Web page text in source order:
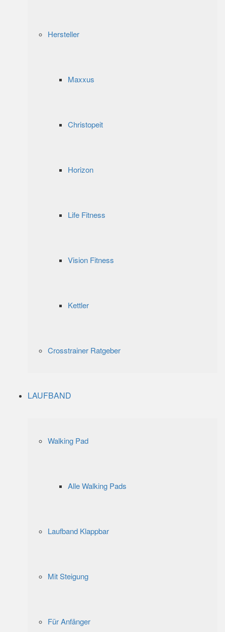
Hersteller
Maxxus
Christopeit
Horizon
Life Fitness
Vision Fitness
Kettler
Crosstrainer Ratgeber
LAUFBAND
Walking Pad
Alle Walking Pads
Laufband Klappbar
Mit Steigung
Für Anfänger